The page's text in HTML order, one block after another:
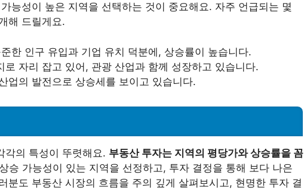
능성이 높은 지역을 선택하는 것이 중요해요. 자주 언급되는 몇
해 드릴게요.
한 인구 유입과 기업 유치 덕분에, 상승률이 높습니다.
로 자리 잡고 있어, 관광 산업과 함께 성장하고 있습니다.
업의 발전으로 상승세를 보이고 있습니다.
각의 특성이 뚜렷해요. 부동산 투자는 지역의 평당가와 상승률을 꼼
상승 가능성이 있는 지역을 선정하고, 투자 결정을 통해 보다 나은
분도 부동산 시장의 흐름을 주의 깊게 살펴보시고, 현명한 투자 결